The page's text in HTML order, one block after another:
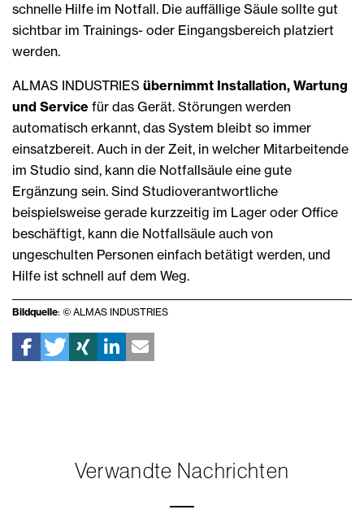
schnelle Hilfe im Notfall. Die auffällige Säule sollte gut
sichtbar im Trainings- oder Eingangsbereich platziert
werden.
ALMAS INDUSTRIES übernimmt Installation, Wartung
und Service für das Gerät. Störungen werden
automatisch erkannt, das System bleibt so immer
einsatzbereit. Auch in der Zeit, in welcher Mitarbeitende
im Studio sind, kann die Notfallsäule eine gute
Ergänzung sein. Sind Studioverantwortliche
beispielsweise gerade kurzzeitig im Lager oder Office
beschäftigt, kann die Notfallsäule auch von
ungeschulten Personen einfach betätigt werden, und
Hilfe ist schnell auf dem Weg.
Bildquelle: © ALMAS INDUSTRIES
Verwandte Nachrichten